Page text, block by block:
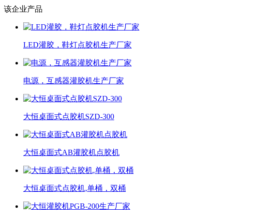
该企业产品
LED灌胶，鞋灯点胶机生产厂家
电源，互感器灌胶机生产厂家
大恒桌面式点胶机SZD-300
大恒桌面式AB灌胶机点胶机
大恒桌面式点胶机,单桶，双桶